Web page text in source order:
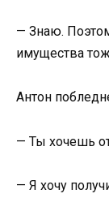
— Знаю.
имущества
Антон
— Ты хочешь
— Я хочу